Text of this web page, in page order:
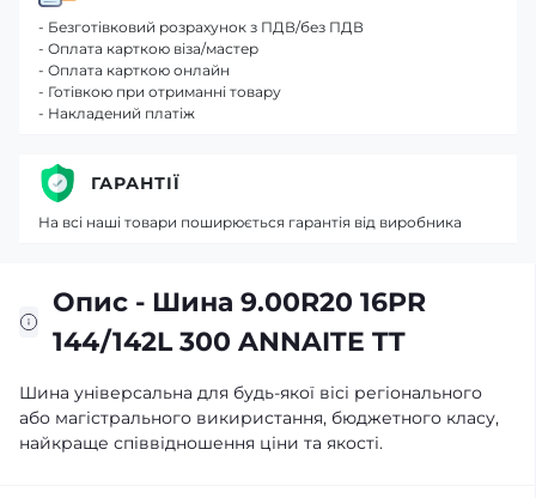
Опис - Шина 9.00R20 16PR
144/142L 300 ANNAITE TT
Шина універсальна для будь-якої вісі регіонального
або магістрального викиристання, бюджетного класу,
найкраще співвідношення ціни та якості.
- Безготівковий розрахунок з ПДВ/без ПДВ
- Оплата карткою віза/мастер
- Оплата карткою онлайн
- Готівкою при отриманні товару
- Накладений платіж
ГАРАНТІЇ
На всі наші товари поширюється гарантія від виробника